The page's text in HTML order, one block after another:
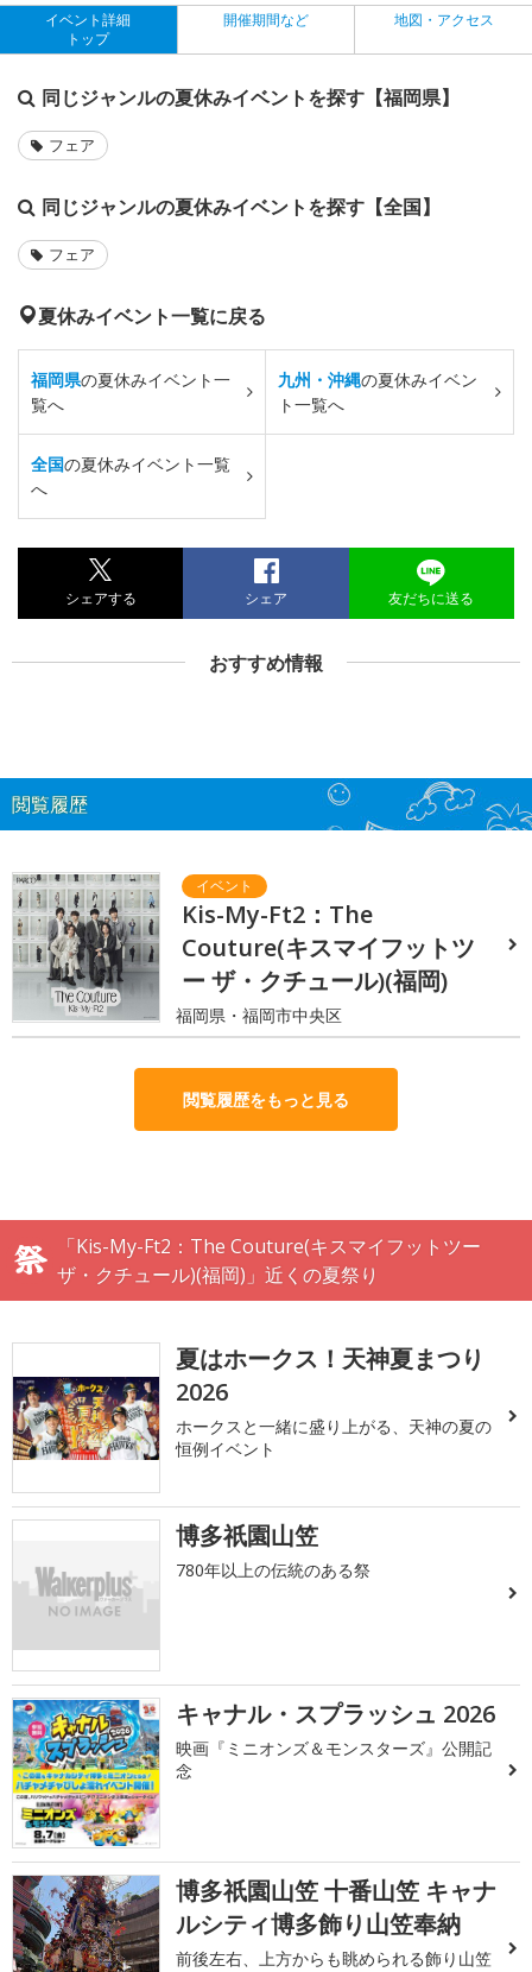
イベント詳細
トップ
開催期間など 地図・アクセス
同じジャンルの夏休みイベントを探す【福岡県】
フェア
同じジャンルの夏休みイベントを探す【全国】
フェア
夏休みイベント一覧に戻る
福岡県の夏休みイベント一
覧へ
九州・沖縄の夏休みイベン
ト一覧へ
全国の夏休みイベント一覧
へ
シェアする シェア 友だちに送る
おすすめ情報
閲覧履歴
Kis-My-Ft2：The
Couture(キスマイフットツ
ー ザ・クチュール)(福岡)
福岡県・福岡市中央区
閲覧履歴をもっと見る
「Kis-My-Ft2：The Couture(キスマイフットツー
ザ・クチュール)(福岡)」近くの夏祭り
夏はホークス！天神夏まつり
2026
ホークスと一緒に盛り上がる、天神の夏の
恒例イベント
博多祇園山笠
780年以上の伝統のある祭
キャナル・スプラッシュ 2026
映画『ミニオンズ＆モンスターズ』公開記
念
博多祇園山笠 十番山笠 キャナ
ルシティ博多飾り山笠奉納
前後左右、上方からも眺められる飾り山笠